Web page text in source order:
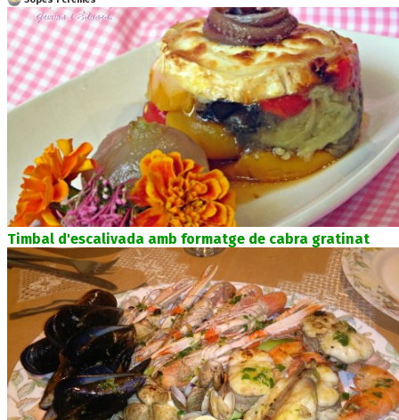
Timbal d'escalivada amb formatge de cabra gratinat